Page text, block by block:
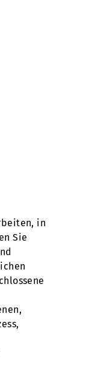
in
Sie